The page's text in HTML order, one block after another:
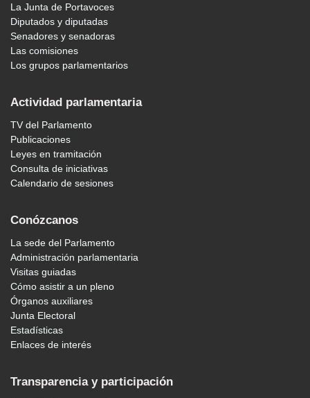
La Junta de Portavoces
Diputados y diputadas
Senadores y senadoras
Las comisiones
Los grupos parlamentarios
Actividad parlamentaria
TV del Parlamento
Publicaciones
Leyes en tramitación
Consulta de iniciativas
Calendario de sesiones
Conózcanos
La sede del Parlamento
Administración parlamentaria
Visitas guiadas
Cómo asistir a un pleno
Órganos auxiliares
Junta Electoral
Estadísticas
Enlaces de interés
Transparencia y participación